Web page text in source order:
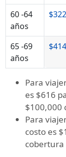
60 -64
años
$322
65 -69
años
$414
Para
es $616
$100,000
Para
costo es
cobertura